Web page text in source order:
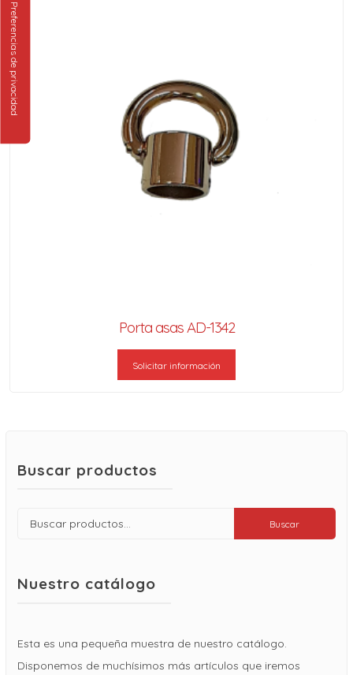
Porta asas AD-1342
Solicitar información
Buscar productos
Buscar
Buscar
Nuestro catálogo
Esta es una pequeña muestra de nuestro catálogo.
Disponemos de muchísimos más artículos que iremos